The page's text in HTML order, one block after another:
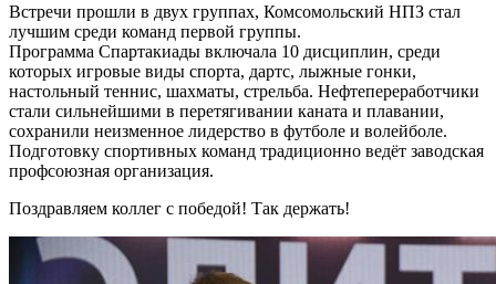
Встречи прошли в двух группах, Комсомольский НПЗ стал
лучшим среди команд первой группы.
Программа Спартакиады включала 10 дисциплин, среди
которых игровые виды спорта, дартс, лыжные гонки,
настольный теннис, шахматы, стрельба. Нефтепереработчики
стали сильнейшими в перетягивании каната и плавании,
сохранили неизменное лидерство в футболе и волейболе.
Подготовку спортивных команд традиционно ведёт заводская
профсоюзная организация.
Поздравляем коллег с победой! Так держать!